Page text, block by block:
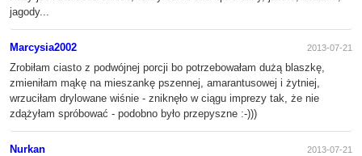
jagody...
Marcysia2002 2013-07-21
Zrobiłam ciasto z podwójnej porcji bo potrzebowałam dużą blaszkę,
zmieniłam mąkę na mieszankę pszennej, amarantusowej i żytniej,
wrzuciłam drylowane wiśnie - zniknęło w ciągu imprezy tak, że nie
zdążyłam spróbować - podobno było przepyszne :-)))
Nurkan 2013-07-21